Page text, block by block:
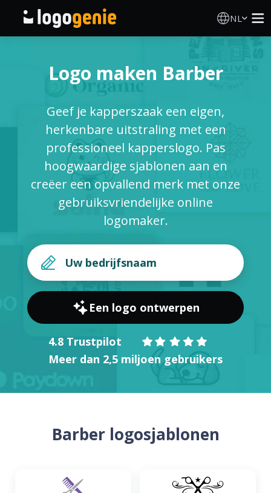
NL
AI logogenerator
Logo-ideeën
Gedrukte producten
Over
INLOGGEN
Logo maken Barber
Geef je kapperszaak een eigen,
herkenbare uitstraling met een
professioneel kapperslogo. Pas
hoogwaardige sjablonen aan en
creëer een opvallend merk met onze
gebruiksvriendelijke online
logomaker.
Een logo ontwerpen
4.8 Trustpilot
Meer dan 2,5 miljoen gebruikers
Barber logosjablonen